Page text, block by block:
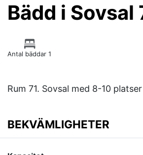
Bädd i Sovsal
Antal bäddar 1
Rum 71. Sovsal med 8-10
BEKVÄMLIGHETER